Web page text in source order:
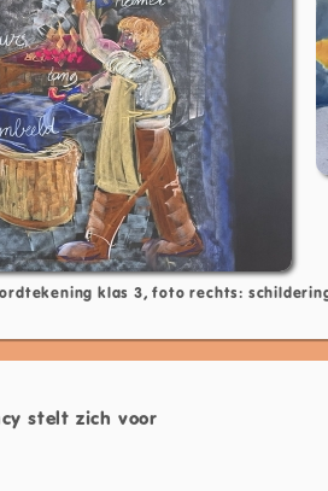
klas 3, foto rechts:
stelt zich voor